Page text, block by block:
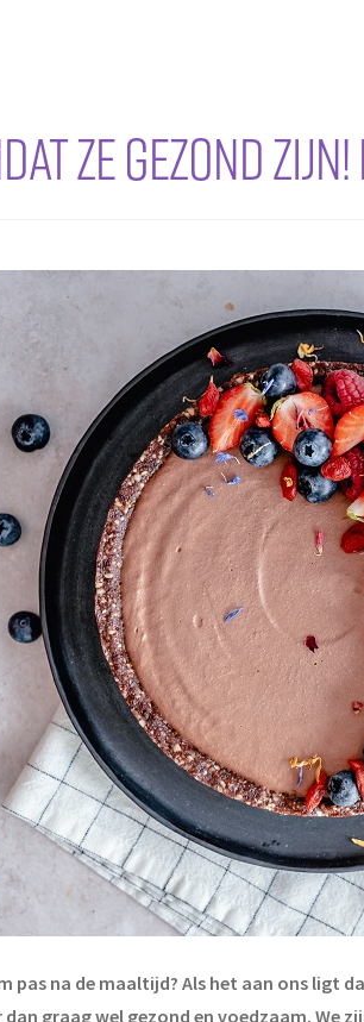
ze gezond
pas na de maaltijd? Als het aan ons
graag wel gezond en voedzaam. We